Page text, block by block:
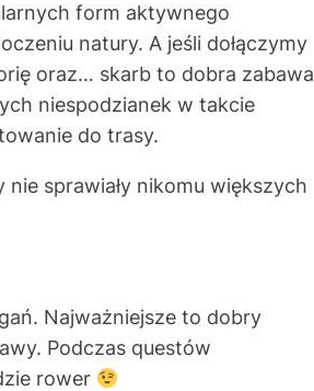
form aktywnego
natury. A jeśli dołączymy
oraz… skarb to dobra zabawa
niespodzianek w takcie
do trasy.
sprawiały nikomu większych
Najważniejsze to dobry
Podczas questów
rower